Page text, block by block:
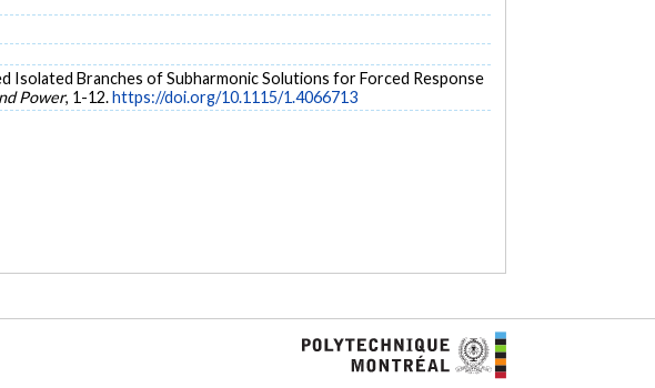
Isolated Branches of Subharmonic Solutions for Forced Response
Power, 1-12.https://doi.org/10.1115/1.4066713